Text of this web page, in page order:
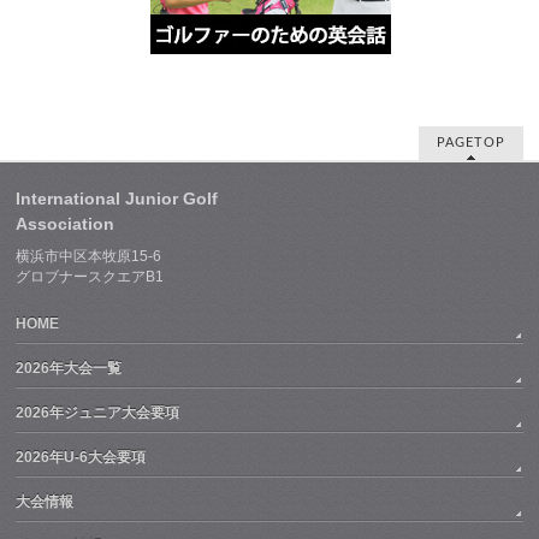
PAGETOP
International Junior Golf
Association
横浜市中区本牧原15-6
グロブナースクエアB1
HOME
2026年大会一覧
2026年ジュニア大会要項
2026年U-6大会要項
大会情報